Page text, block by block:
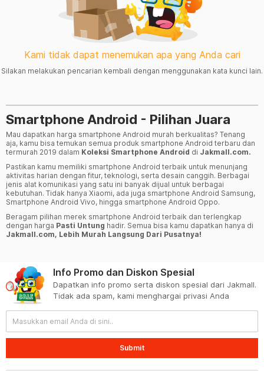
Smartphone Android - Pilihan Juara
Mau dapatkan harga smartphone Android murah berkualitas? Tenang
aja, kamu bisa temukan semua produk smartphone Android terbaru dan
termurah 2019 dalam Koleksi Smartphone Android di Jakmall.com.
Pastikan kamu memiliki smartphone Android terbaik untuk menunjang
aktivitas harian dengan fitur, teknologi, serta desain canggih. Berbagai
jenis alat komunikasi yang satu ini banyak dijual untuk berbagai
kebutuhan. Tidak hanya Xiaomi, ada juga smartphone Android Samsung,
Smartphone Android Vivo, hingga smartphone Android Oppo.
Beragam pilihan merek smartphone Android terbaik dan terlengkap
dengan harga Pasti Untung hadir. Semua bisa kamu dapatkan hanya di
Jakmall.com, Lebih Murah Langsung Dari Pusatnya!
Kami tidak dapat menemukan apa yang Anda cari
Silakan melakukan pencarian kembali dengan menggunakan kata kunci lain.
Info Promo dan Diskon Spesial
Dapatkan info promo serta diskon spesial dari Jakmall.
Tidak ada spam, kami menghargai privasi Anda
Submit